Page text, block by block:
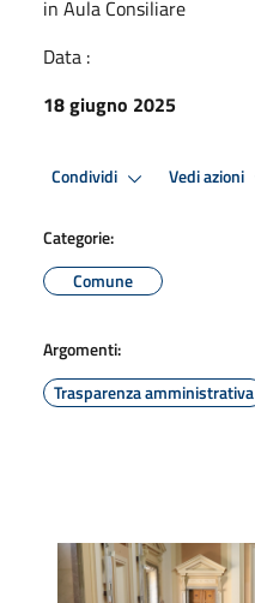
in Aula Consiliare
Data :
18 giugno 2025
Condividi Vedi azioni
Categorie:
Comune
Argomenti:
Trasparenza amministrativa